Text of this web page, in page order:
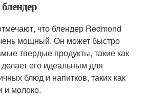
что блендер Redmond
мощный. Он может быстро
твердые продукты, такие как
его идеальным для
блюд и напитков, таких как
и молоко.